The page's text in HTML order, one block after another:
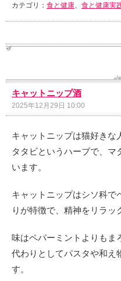
カテゴリ： 食と健康、 食と健康実
キャットニップ酒
2025年12月29日 10:00
キャットニップは猫好きな
タタビというハーブで、マ
います。
キャットニップはシソ科で
りが特徴で、精神をリラッ
味はペパーミントよりもま
代わりとしてパスタや和え
す。